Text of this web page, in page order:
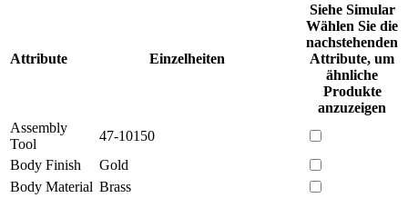
Attribute Einzelheiten
Siehe Simular
Wählen Sie die
nachstehenden
Attribute, um
ähnliche
Produkte
anzuzeigen
Assembly
Tool
47-10150
Body Finish
Gold
Body Material Brass